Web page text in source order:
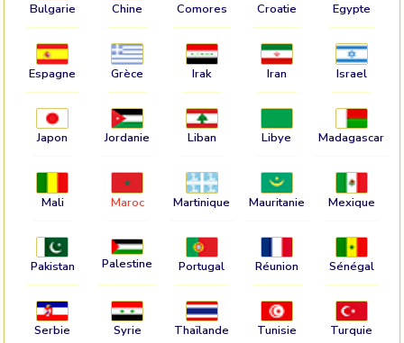
Bulgarie Chine Comores Croatie Egypte
Espagne Grèce Irak Iran Israel
Japon Jordanie Liban Libye Madagascar
Mali Maroc Martinique Mauritanie Mexique
Pakistan Palestine Portugal Réunion Sénégal
Serbie Syrie Thaïlande Tunisie Turquie